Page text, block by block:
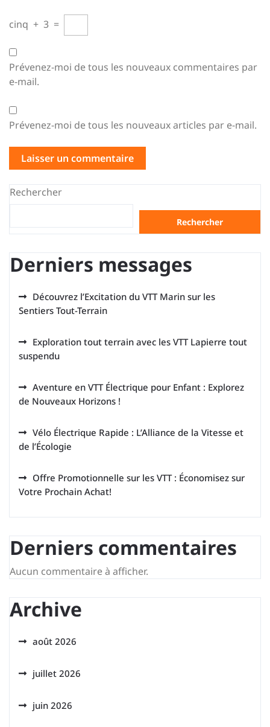
cinq + 3 =
Prévenez-moi de tous les nouveaux commentaires par
e-mail.
Prévenez-moi de tous les nouveaux articles par e-mail.
Rechercher
Rechercher
Derniers messages
Découvrez l’Excitation du VTT Marin sur les
Sentiers Tout-Terrain
Exploration tout terrain avec les VTT Lapierre tout
suspendu
Aventure en VTT Électrique pour Enfant : Explorez
de Nouveaux Horizons !
Vélo Électrique Rapide : L’Alliance de la Vitesse et
de l’Écologie
Offre Promotionnelle sur les VTT : Économisez sur
Votre Prochain Achat!
Derniers commentaires
Aucun commentaire à afficher.
Archive
août 2026
juillet 2026
juin 2026